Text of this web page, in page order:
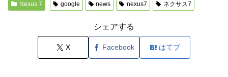
Nexus 7 google news nexus7 ネクサス7
シェアする
X Facebook はてブ